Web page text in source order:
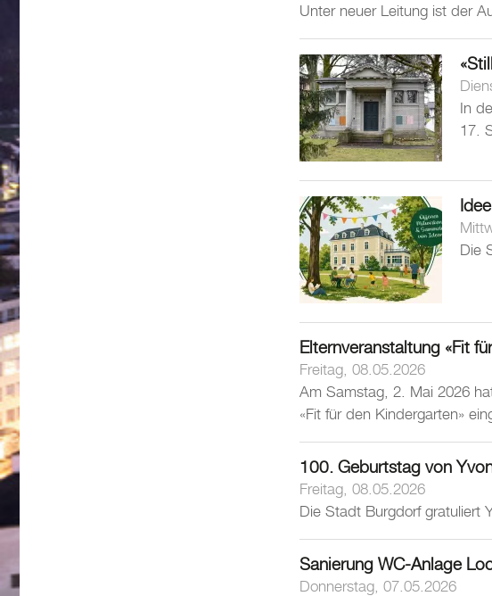
Unter neuer Leitung ist der
In
17.
Die
Elternveranstaltung «Fit
Freitag, 08.05.2026
Am Samstag, 2. Mai 2026
«Fit für den Kindergarten»
100. Geburtstag von
Freitag, 08.05.2026
Die Stadt Burgdorf gratuliert
Sanierung WC-Anlage
Donnerstag, 07.05.2026